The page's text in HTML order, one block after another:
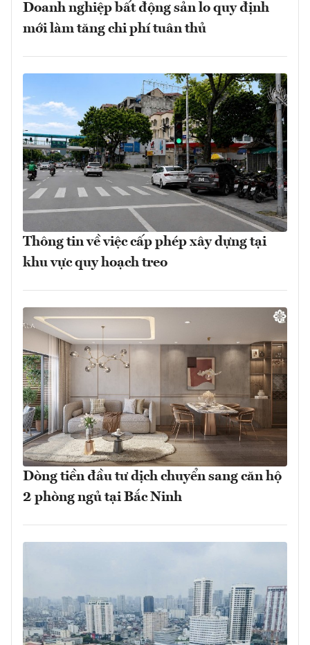
Doanh nghiệp bất động sản lo quy định
mới làm tăng chi phí tuân thủ
Thông tin về việc cấp phép xây dựng tại
khu vực quy hoạch treo
Dòng tiền đầu tư dịch chuyển sang căn hộ
2 phòng ngủ tại Bắc Ninh